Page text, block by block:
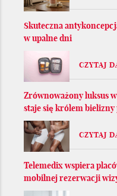
Skuteczna
w upalne dni
CZYTAJ
Zrównoważony luksus
staje się królem
CZYTAJ
Telemedix wspiera
mobilnej rezerwacji